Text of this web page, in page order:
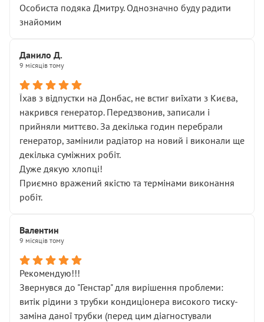
Особиста подяка Дмитру. Однозначно буду радити
знайомим
Данило Д.
9 місяців тому
Їхав з відпустки на Донбас, не встиг виїхати з Києва,
накрився генератор. Передзвонив, записали і
прийняли миттєво. За декілька годин перебрали
генератор, замінили радіатор на новий і виконали ще
декілька суміжних робіт.
Дуже дякую хлопці!
Приємно вражений якістю та термінами виконання
робіт.
Валентин
9 місяців тому
Рекомендую!!!
Звернувся до "Генстар" для вирішення проблеми:
витік рідини з трубки кондиціонера високого тиску-
заміна даної трубки (перед цим діагностували